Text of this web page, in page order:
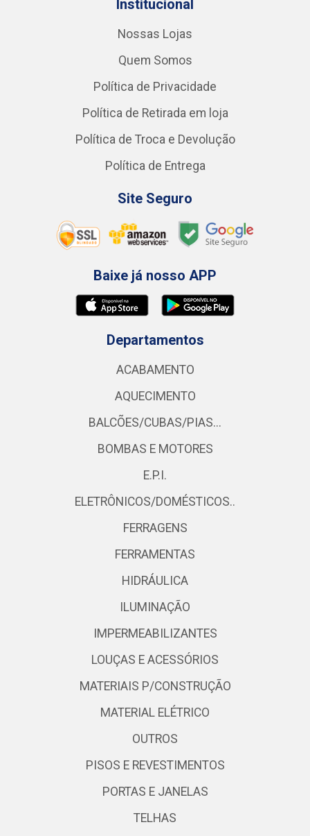
Institucional
Nossas Lojas
Quem Somos
Política de Privacidade
Política de Retirada em loja
Política de Troca e Devolução
Política de Entrega
Site Seguro
Baixe já nosso APP
Departamentos
ACABAMENTO
AQUECIMENTO
BALCÕES/CUBAS/PIAS...
BOMBAS E MOTORES
E.P.I.
ELETRÔNICOS/DOMÉSTICOS..
FERRAGENS
FERRAMENTAS
HIDRÁULICA
ILUMINAÇÃO
IMPERMEABILIZANTES
LOUÇAS E ACESSÓRIOS
MATERIAIS P/CONSTRUÇÃO
MATERIAL ELÉTRICO
OUTROS
PISOS E REVESTIMENTOS
PORTAS E JANELAS
TELHAS